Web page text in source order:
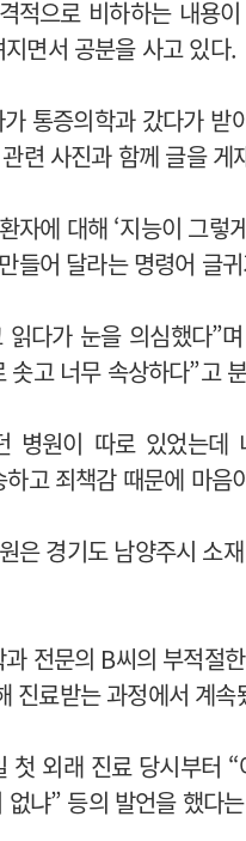
적으로 비하하는 내용
면서 공분을 사고 있다.
통증의학과 갔다가
련 사진과 함께 글을 게
자에 대해 ‘지능이 그렇
들어 달라는 명령어 글
다가 눈을 의심했다”
고 너무 속상하다”고
병원이 따로 있었는
고 죄책감 때문에 마음
은 경기도 남양주시 소
전문의 B씨의 부적절
진료받는 과정에서 계
외래 진료 당시부터
냐” 등의 발언을 했다